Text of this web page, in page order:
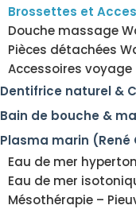
Brossettes et
Douche massage
Pièces détachées
Accessoires voyage
Dentifrice naturel &
Bain de bouche &
Plasma marin (René
Eau de mer
Eau de mer
Mésothérapie –